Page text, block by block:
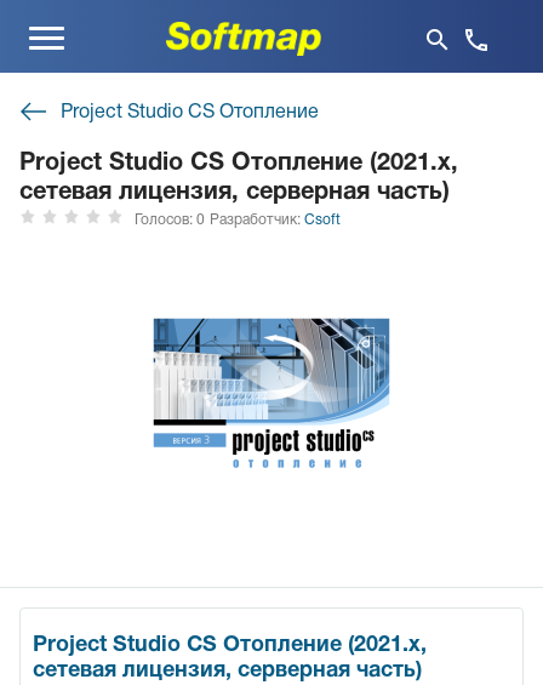
Меню
Project Studio CS Отопление
Project Studio CS Отопление (2021.x,
сетевая лицензия, серверная часть)
Голосов: 0 Разработчик: Csoft
Project Studio CS Отопление (2021.x,
сетевая лицензия, серверная часть)